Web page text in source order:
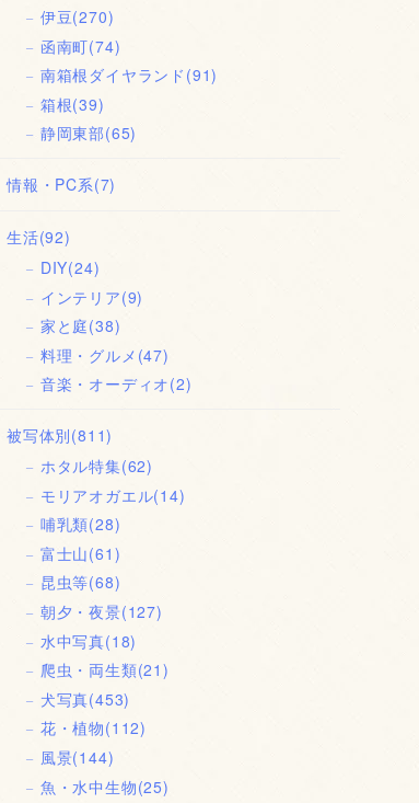
伊豆(270)
函南町(74)
南箱根ダイヤランド (91)
箱根(39)
静岡東部(65)
情報・PC系(7)
生活(92)
DIY(24)
インテリア(9)
家と庭(38)
料理・グルメ (47)
音楽・オーディオ(2)
被写体別(811)
ホタル特集(62)
モリアオガエル(14)
哺乳類(28)
富士山(61)
昆虫等(68)
朝夕・夜景(127)
水中写真(18)
爬虫・両生類(21)
犬写真(453)
花・植物(112)
風景(144)
魚・水中生物(25)